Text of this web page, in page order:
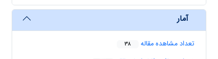
آمار
تعداد مشاهده مقاله 38